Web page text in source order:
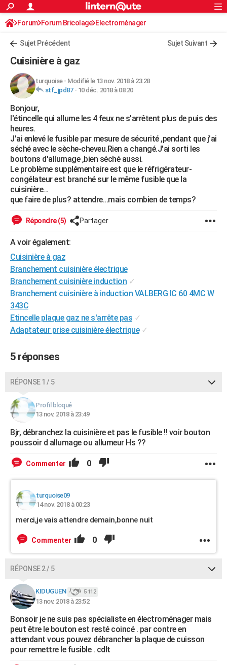
ACTUALITÉS
Politique
Société
Faits Divers
Education
Monde
Villes
+
FINANCE
Retraite
Impôts
Epargne
Immobilier
Risques naturels par ville
Banque
Assurance
Crédit
AUTO
Essais
Réserver un essai
Citadines
Berlines
SUV
Forum auto
+HIGH-TECH
Mobiles
Meilleur smartphone
Internet
Ordinateurs
Jeux vidéo
Guide high-tech
+BRICOLAGE
Forum
Aménagement intérieur
Extérieur
Cuisine
Salle de bains
Jardinage
Rangement
WEEK-END
Guides de France
Escapades
Patrimoine
Expositions
Musées
Week-end nature
LIFESTYLE
Art de vivre
Bien-être
Loisirs
Modes de vie
SANTE
Alimentation
Guide de la santé
Maladies
Médicaments
Sommeil
VOYAGE
Destinations
City break
Voyage nature
Voyage de noces
Forum
Climat
PHOTO
GUIDES D'ACHAT
BONS PLANS
CARTE DE VOEUX
Carte de Noël
Carte Bonne année
Carte Saint-Valentin
Carte Pâques
Carte d'anniversaire
DICTIONNAIRE
COPAINS D'AVANT
S'inscrire
Se connecter
Lycées
Collèges
Primaires
Universités
Entreprises
Service militaire
Avis de recherche
AVIS DE DÉCÈS
FORUM
Bricolage
Lifestyle
Culture
Sport
Auto
Television
Voyage
Cinema
S'inscrire
Connexion
Forum Forum Bricolage Electroménager
Sujet Précédent Sujet Suivant
Cuisinière à gaz
turquoise- Modifié le 13 nov. 2018 à 23:28
stf_jpd87- 10 déc. 2018 à 08:20
Bonjour,
l'étincelle qui allume les 4 feux ne s'arrêtent plus de puis des
heures.
J'ai enlevé le fusible par mesure de sécurité ,pendant que j'ai
séché avec le sèche-cheveu.Rien a changé.J'ai sorti les
boutons d'allumage ,bien séché aussi.
Le problème supplémentaire est que le réfrigérateur-
congélateur est branché sur le même fusible que la
cuisinière...
que faire de plus? attendre...mais combien de temps?
Répondre (5) Partager
A voir également:
Cuisinière à gaz
Branchement cuisinière électrique
Branchement cuisinière induction ✓
Branchement cuisinière à induction VALBERG IC 60 4MC W
343C
Etincelle plaque gaz ne s'arrête pas ✓
Adaptateur prise cuisinière électrique ✓
5 réponses
RÉPONSE 1 / 5
Profil bloqué
13 nov. 2018 à 23:49
Bjr, débranchez la cuisinière et pas le fusible !! voir bouton
poussoir d allumage ou allumeur Hs ??
Commenter 0
turquoise09
14 nov. 2018 à 00:23
merci,je vais attendre demain,bonne nuit
Commenter 0
RÉPONSE 2 / 5
KIDUGUEN 5 112
13 nov. 2018 à 23:52
Bonsoir je ne suis pas spécialiste en électroménager mais
peut être le bouton est resté coincé . par contre en
attendant vous pouvez débrancher la plaque de cuisson
pour remettre le fusible . cdlt